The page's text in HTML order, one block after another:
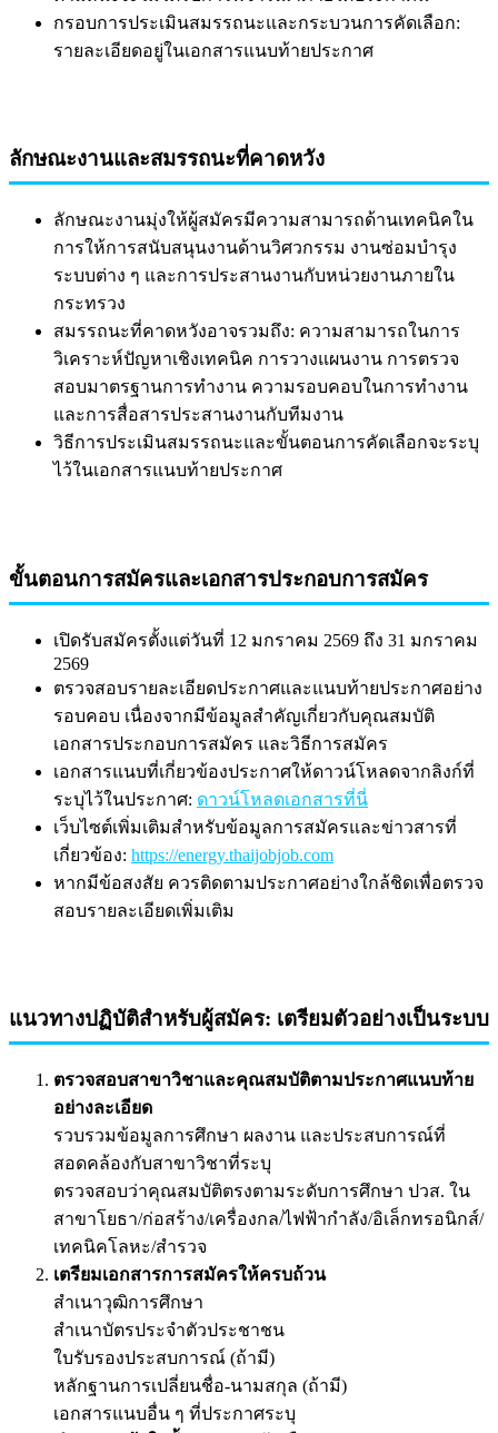
กรอบการประเมินสมรรถนะและกระบวนการคัดเลือก:
รายละเอียดอยู่ในเอกสารแนบท้ายประกาศ
ลักษณะงานและสมรรถนะที่คาดหวัง
ลักษณะงานมุ่งให้ผู้สมัครมีความสามารถด้านเทคนิคใน
การให้การสนับสนุนงานด้านวิศวกรรม งานซ่อมบำรุง
ระบบต่าง ๆ และการประสานงานกับหน่วยงานภายใน
กระทรวง
สมรรถนะที่คาดหวังอาจรวมถึง: ความสามารถในการ
วิเคราะห์ปัญหาเชิงเทคนิค การวางแผนงาน การตรวจ
สอบมาตรฐานการทำงาน ความรอบคอบในการทำงาน
และการสื่อสารประสานงานกับทีมงาน
วิธีการประเมินสมรรถนะและขั้นตอนการคัดเลือกจะระบุ
ไว้ในเอกสารแนบท้ายประกาศ
ขั้นตอนการสมัครและเอกสารประกอบการสมัคร
เปิดรับสมัครตั้งแต่วันที่ 12 มกราคม 2569 ถึง 31 มกราคม
2569
ตรวจสอบรายละเอียดประกาศและแนบท้ายประกาศอย่าง
รอบคอบ เนื่องจากมีข้อมูลสำคัญเกี่ยวกับคุณสมบัติ
เอกสารประกอบการสมัคร และวิธีการสมัคร
เอกสารแนบที่เกี่ยวข้องประกาศให้ดาวน์โหลดจากลิงก์ที่
ระบุไว้ในประกาศ: ดาวน์โหลดเอกสารที่นี่
เว็บไซต์เพิ่มเติมสำหรับข้อมูลการสมัครและข่าวสารที่
เกี่ยวข้อง: https://energy.thaijobjob.com
หากมีข้อสงสัย ควรติดตามประกาศอย่างใกล้ชิดเพื่อตรวจ
สอบรายละเอียดเพิ่มเติม
แนวทางปฏิบัติสำหรับผู้สมัคร: เตรียมตัวอย่างเป็นระบบ
ตรวจสอบสาขาวิชาและคุณสมบัติตามประกาศแนบท้าย
อย่างละเอียด
รวบรวมข้อมูลการศึกษา ผลงาน และประสบการณ์ที่
สอดคล้องกับสาขาวิชาที่ระบุ
ตรวจสอบว่าคุณสมบัติตรงตามระดับการศึกษา ปวส. ใน
สาขาโยธา/ก่อสร้าง/เครื่องกล/ไฟฟ้ากำลัง/อิเล็กทรอนิกส์/
เทคนิคโลหะ/สำรวจ
เตรียมเอกสารการสมัครให้ครบถ้วน
สำเนาวุฒิการศึกษา
สำเนาบัตรประจำตัวประชาชน
ใบรับรองประสบการณ์ (ถ้ามี)
หลักฐานการเปลี่ยนชื่อ-นามสกุล (ถ้ามี)
เอกสารแนบอื่น ๆ ที่ประกาศระบุ